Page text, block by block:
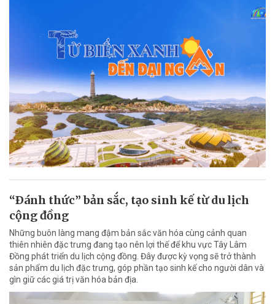
“Ðánh thức” bản sắc, tạo sinh kế từ du lịch
cộng đồng
Những buôn làng mang đậm bản sắc văn hóa cùng cảnh quan
thiên nhiên đặc trưng đang tạo nên lợi thế để khu vực Tây Lâm
Đồng phát triển du lịch cộng đồng. Đây được kỳ vọng sẽ trở thành
sản phẩm du lịch đặc trưng, góp phần tạo sinh kế cho người dân và
gìn giữ các giá trị văn hóa bản địa.